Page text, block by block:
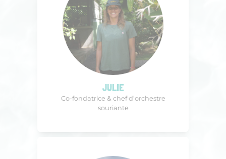
JULIE
Co-fondatrice & chef d’orchestre
souriante